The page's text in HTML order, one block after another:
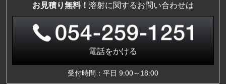
お見積り無料！ 溶射に関するお問い合わせは
電話をかける
受付時間：平日 9:00～18:00